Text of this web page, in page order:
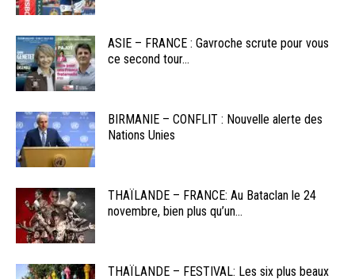
ASIE – FRANCE : Gavroche scrute pour vous
ce second tour...
BIRMANIE – CONFLIT : Nouvelle alerte des
Nations Unies
THAÏLANDE – FRANCE: Au Bataclan le 24
novembre, bien plus qu’un...
THAÏLANDE – FESTIVAL: Les six plus beaux